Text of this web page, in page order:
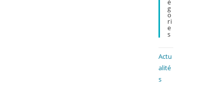
É
G
O
Ri
E
S
Actu
alité
s